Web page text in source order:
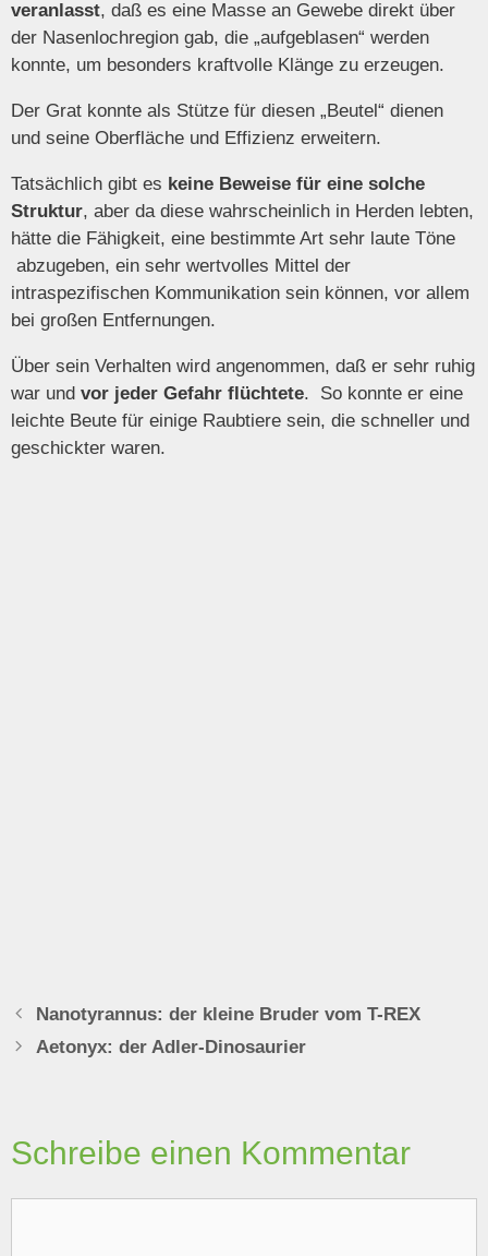
veranlasst, daß es eine Masse an Gewebe direkt über
der Nasenlochregion gab, die „aufgeblasen“ werden
konnte, um besonders kraftvolle Klänge zu erzeugen.
Der Grat konnte als Stütze für diesen „Beutel“ dienen
und seine Oberfläche und Effizienz erweitern.
Tatsächlich gibt es keine Beweise für eine solche
Struktur, aber da diese wahrscheinlich in Herden lebten,
hätte die Fähigkeit, eine bestimmte Art sehr laute Töne
abzugeben, ein sehr wertvolles Mittel der
intraspezifischen Kommunikation sein können, vor allem
bei großen Entfernungen.
Über sein Verhalten wird angenommen, daß er sehr ruhig
war und vor jeder Gefahr flüchtete.
So konnte er eine
leichte Beute für einige Raubtiere sein, die schneller und
geschickter waren.
Nanotyrannus: der kleine Bruder vom T-REX
Aetonyx: der Adler-Dinosaurier
Schreibe einen Kommentar